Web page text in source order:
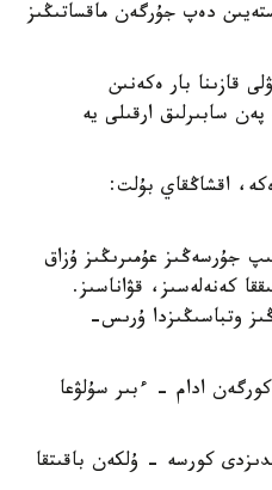
دەپ جۇرگەن ماقساتىڭىز
قازىنا بار ەكەنىن
سابىرلىق ارقىلى يە
اقشاڭقاي بۇلت:
جۇرسەڭىز عۇمىرىڭىز ۇزاق
كەنەلەسىز، قۋاناسىز.
وتباسىڭىزدا ۇرىس-
ادام - ءبىر سۇلۋعا
كورسە - ۇلكەن باقىتقا